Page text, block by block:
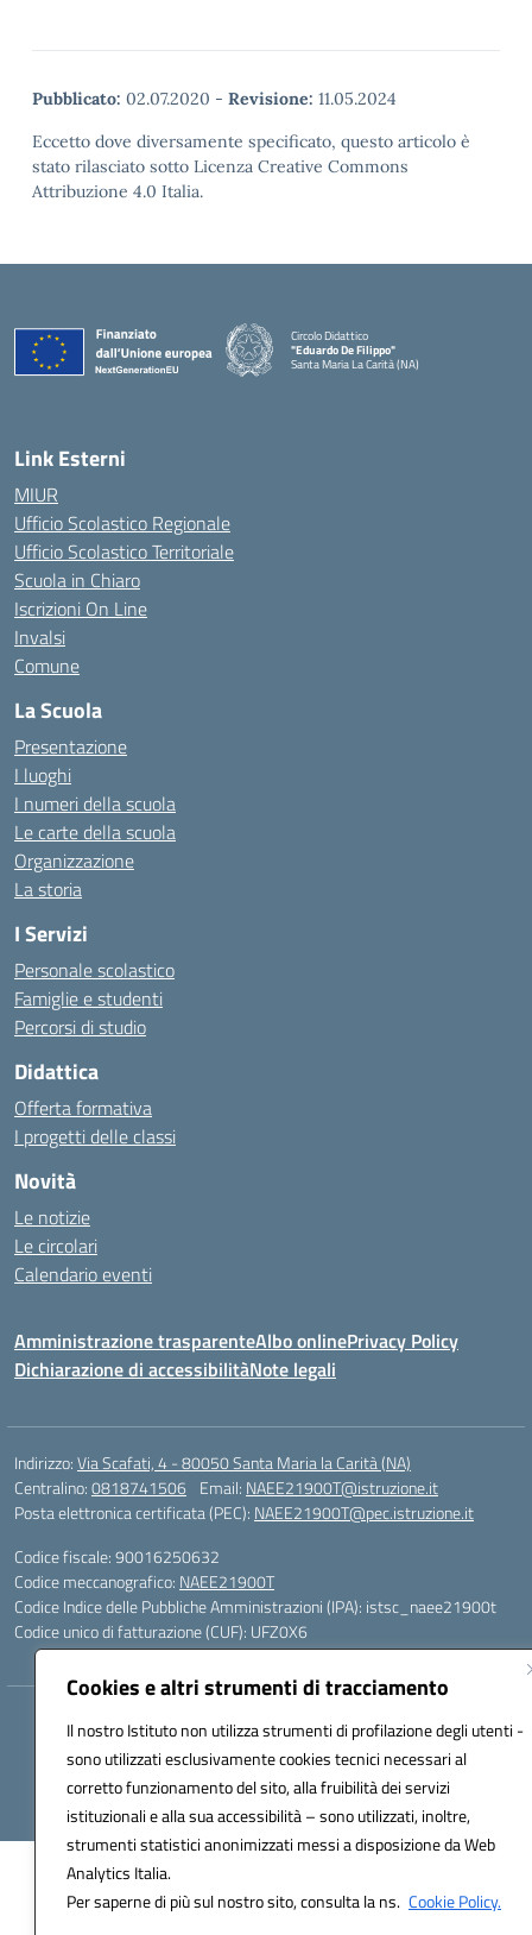
Cookies e altri strumenti di tracciamento
Il nostro Istituto non utilizza strumenti di profilazione degli utenti -
sono utilizzati esclusivamente cookies tecnici necessari al
corretto funzionamento del sito, alla fruibilità dei servizi
istituzionali e alla sua accessibilità – sono utilizzati, inoltre,
strumenti statistici anonimizzati messi a disposizione da Web
Analytics Italia.
Per saperne di più sul nostro sito, consulta la ns. Cookie Policy.
Pubblicato: 02.07.2020 - Revisione: 11.05.2024
Eccetto dove diversamente specificato, questo articolo è
stato rilasciato sotto Licenza Creative Commons
Attribuzione 4.0 Italia.
Circolo Didattico
"Eduardo De Filippo"
Santa Maria La Carità (NA)
Link Esterni
MIUR
Ufficio Scolastico Regionale
Ufficio Scolastico Territoriale
Scuola in Chiaro
Iscrizioni On Line
Invalsi
Comune
La Scuola
Presentazione
I luoghi
I numeri della scuola
Le carte della scuola
Organizzazione
La storia
I Servizi
Personale scolastico
Famiglie e studenti
Percorsi di studio
Didattica
Offerta formativa
I progetti delle classi
Novità
Le notizie
Le circolari
Calendario eventi
Amministrazione trasparenteAlbo onlinePrivacy Policy
Dichiarazione di accessibilitàNote legali
Indirizzo:Via Scafati, 4 - 80050 Santa Maria la Carità (NA)
Centralino:0818741506 Email: NAEE21900T@istruzione.it
Posta elettronica certificata (PEC): NAEE21900T@pec.istruzione.it
Codice fiscale: 90016250632
Codice meccanografico: NAEE21900T
Codice Indice delle Pubbliche Amministrazioni (IPA): istsc_naee21900t
Codice unico di fatturazione (CUF): UFZ0X6
Hosting & Powered by 3D Solution S.r.l.
Concept & Design by Designers Italia